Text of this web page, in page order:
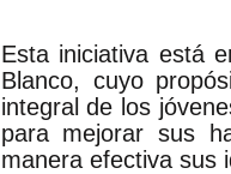
Esta iniciativa está
Blanco, cuyo
integral de los
para mejorar sus
manera efectiva sus